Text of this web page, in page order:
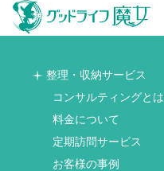
整理・収納サービス
コンサルティングとは
料金について
定期訪問サービス
お客様の事例